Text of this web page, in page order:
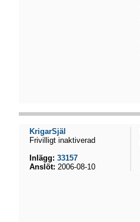
KrigarSjäl
Frivilligt inaktiverad
Inlägg: 33157
Anslöt: 2006-08-10